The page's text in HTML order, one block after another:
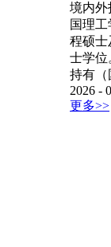
境内外
国理
程硕士
士学位
持有（
2026 -
更多>>